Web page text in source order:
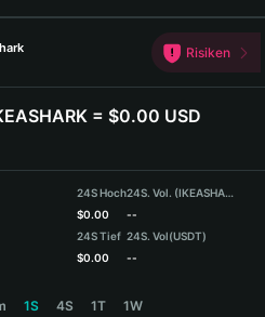
Risiken
= $0.00 USD
24S Hoch
$0.00
24S Tief
$0.00
24S. Vol. (IKEASHARK)
--
24S. Vol(USDT)
--
1S 4S 1T 1W